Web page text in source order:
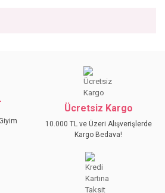
iletebilirsiniz.
teşekkür ederiz.
eksik bilgiler bulunuyor.
daha pahalı.
alternatifler olmalı.
Ücretsiz Kargo
10.000 TL ve Üzeri Alışverişlerde
Kargo Bedava!